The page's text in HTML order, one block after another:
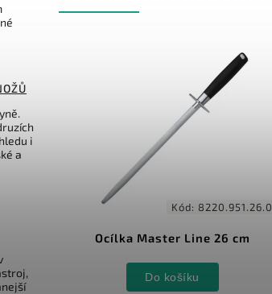
i
a
Kód: 8220.951.26.0
Ocílka Master Line 26 cm
Do košíku